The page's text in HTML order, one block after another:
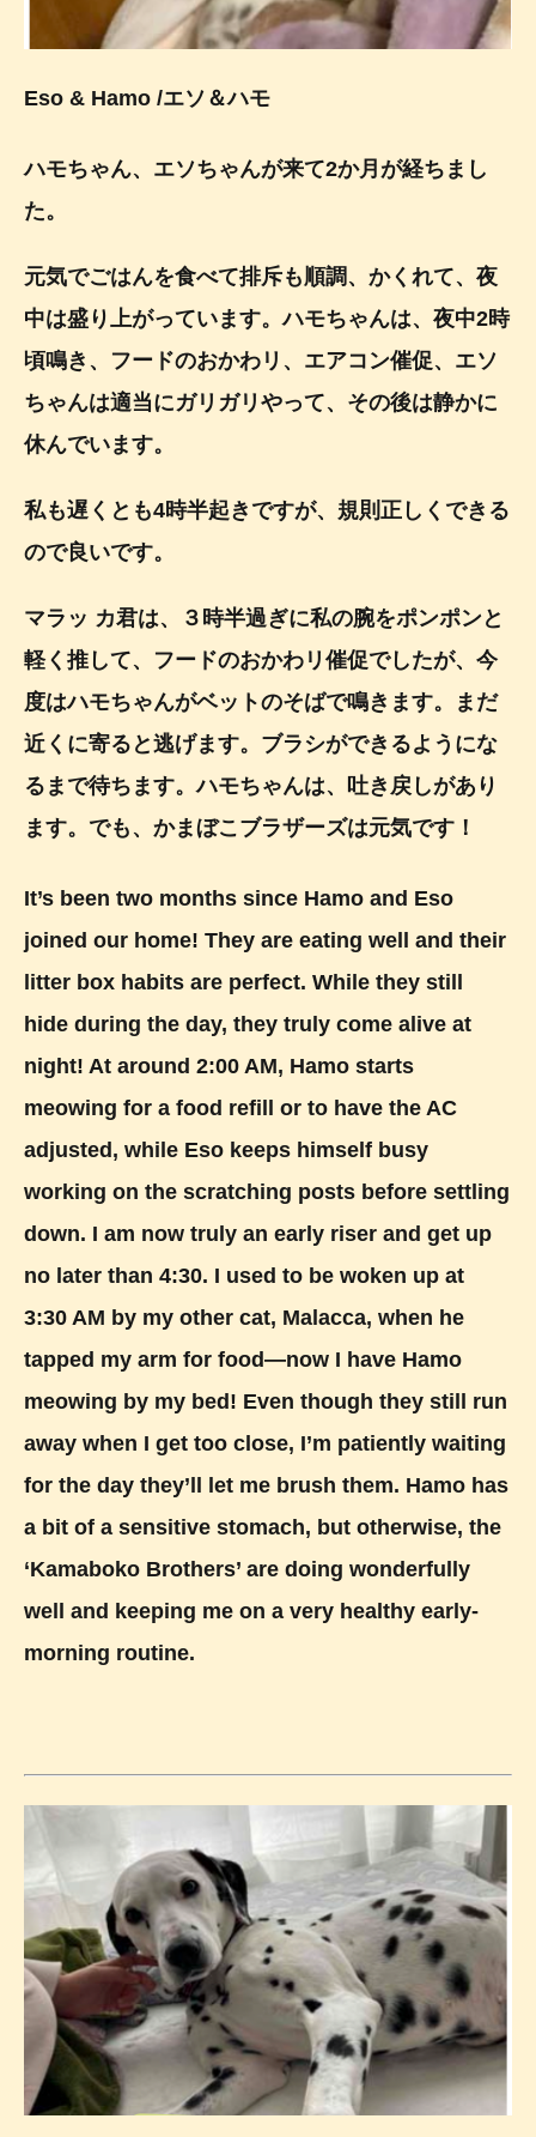
Eso & Hamo /エソ＆ハモ
ハモちゃん、エソちゃんが来て2か月が経ちまし
た。
元気でごはんを食べて排斥も順調、かくれて、夜
中は盛り上がっています。ハモちゃんは、夜中2時
頃鳴き、フードのおかわリ、エアコン催促、エソ
ちゃんは適当にガリガリやって、その後は静かに
休んでいます。
私も遅くとも4時半起きですが、規則正しくできる
ので良いです。
マラッ カ君は、３時半過ぎに私の腕をポンポンと
軽く推して、フードのおかわリ催促でしたが、今
度はハモちゃんがベットのそばで鳴きます。まだ
近くに寄ると逃げます。ブラシができるようにな
るまで待ちます。ハモちゃんは、吐き戻しがあり
ます。でも、かまぼこブラザーズは元気です！
It’s been two months since Hamo and Eso
joined our home! They are eating well and their
litter box habits are perfect. While they still
hide during the day, they truly come alive at
night! At around 2:00 AM, Hamo starts
meowing for a food refill or to have the AC
adjusted, while Eso keeps himself busy
working on the scratching posts before settling
down. I am now truly an early riser and get up
no later than 4:30. I used to be woken up at
3:30 AM by my other cat, Malacca, when he
tapped my arm for food—now I have Hamo
meowing by my bed! Even though they still run
away when I get too close, I’m patiently waiting
for the day they’ll let me brush them. Hamo has
a bit of a sensitive stomach, but otherwise, the
‘Kamaboko Brothers’ are doing wonderfully
well and keeping me on a very healthy early-
morning routine.